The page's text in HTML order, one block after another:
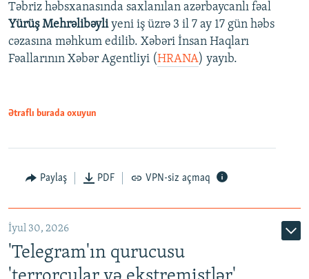
Təbriz həbsxanasında saxlanılan azərbaycanlı fəal
Yürüş Mehrəlibəyliyeni iş üzrə 3 il 7 ay 17 gün həbs
cəzasına məhkum edilib. Xəbəri İnsan Haqları
Fəallarının Xəbər Agentliyi (HRANA) yayıb.
Ətraflı burada oxuyun
Paylaş PDF VPN-siz açmaq
İyul 30, 2026
'Telegram'ın qurucusu